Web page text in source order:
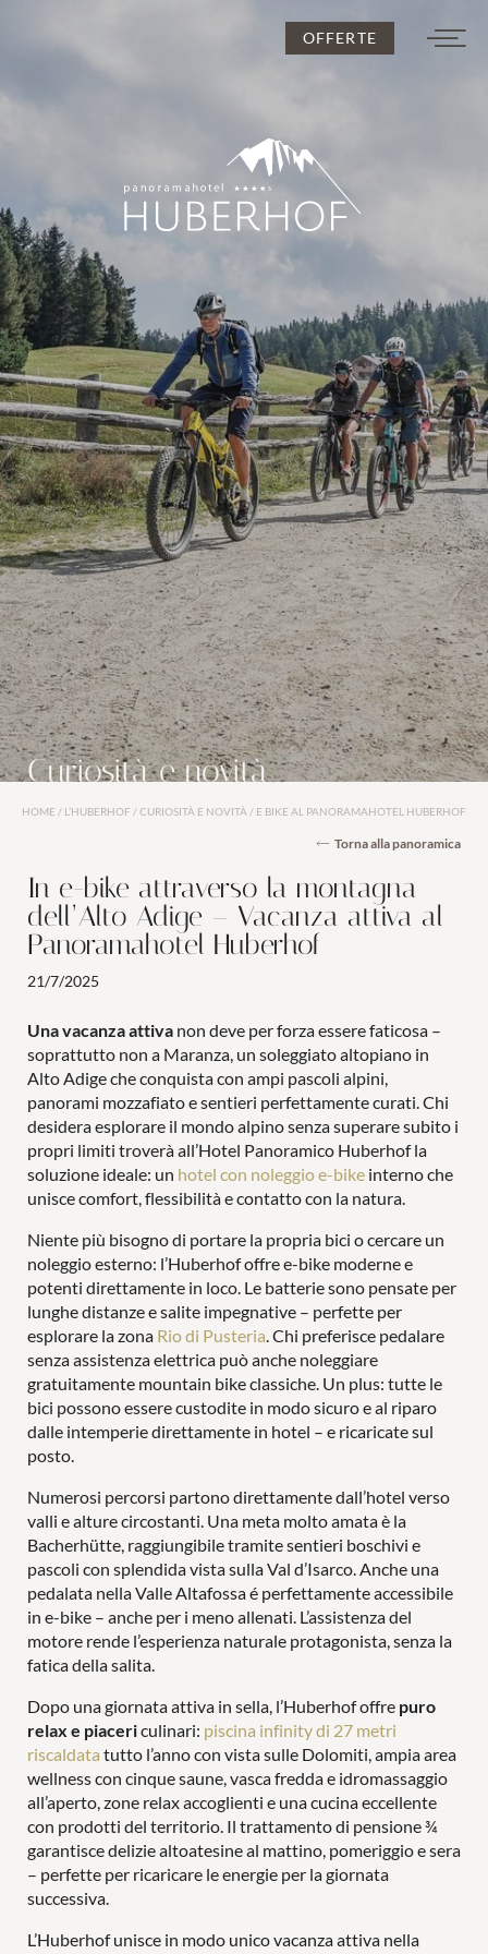
L’Huberhof
Per le coppie
Per i buongustai
Galleria immagini
Social media wall
Curiosità e novità
Piano di sostenibilità
Newsletter del Huberhof
Come arrivare
Club degli ospiti dell’Huberhof
Camere e prezzi
Wellness
Attività
In famiglia
MONDO DI GIOCHI PER LE COPPIE
COPPIE FAMIGLIE
OFFERTE
Curiosità e novità
HOME / L’HUBERHOF /CURIOSITÀ E NOVITÀ / E BIKE AL PANORAMAHOTEL HUBERHOF
Torna alla panoramica
In e-bike attraverso la montagna
dell’Alto Adige – Vacanza attiva al
Panoramahotel Huberhof
21/7/2025
Una vacanza attiva non deve per forza essere faticosa –
soprattutto non a Maranza, un soleggiato altopiano in
Alto Adige che conquista con ampi pascoli alpini,
panorami mozzafiato e sentieri perfettamente curati. Chi
desidera esplorare il mondo alpino senza superare subito i
propri limiti troverà all’Hotel Panoramico Huberhof la
soluzione ideale: un hotel con noleggio e-bike interno che
unisce comfort, flessibilità e contatto con la natura.
Niente più bisogno di portare la propria bici o cercare un
noleggio esterno: l’Huberhof offre e-bike moderne e
potenti direttamente in loco. Le batterie sono pensate per
lunghe distanze e salite impegnative – perfette per
esplorare la zona Rio di Pusteria . Chi preferisce pedalare
senza assistenza elettrica può anche noleggiare
gratuitamente mountain bike classiche. Un plus: tutte le
bici possono essere custodite in modo sicuro e al riparo
dalle intemperie direttamente in hotel – e ricaricate sul
posto.
Numerosi percorsi partono direttamente dall’hotel verso
valli e alture circostanti. Una meta molto amata è la
Bacherhütte, raggiungibile tramite sentieri boschivi e
pascoli con splendida vista sulla Val d’Isarco. Anche una
pedalata nella Valle Altafossa é perfettamente accessibile
in e-bike – anche per i meno allenati. L’assistenza del
motore rende l’esperienza naturale protagonista, senza la
fatica della salita.
Dopo una giornata attiva in sella, l’Huberhof offre puro
relax e piacericulinari: piscina infinity di 27 metri
riscaldata tutto l’anno con vista sulle Dolomiti, ampia area
wellness con cinque saune, vasca fredda e idromassaggio
all’aperto, zone relax accoglienti e una cucina eccellente
con prodotti del territorio. Il trattamento di pensione ¾
garantisce delizie altoatesine al mattino, pomeriggio e sera
– perfette per ricaricare le energie per la giornata
successiva.
L’Huberhof unisce in modo unico vacanza attiva nella